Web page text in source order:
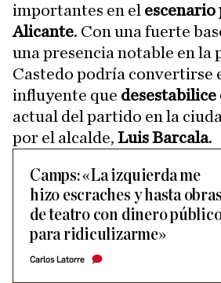
importantes en el
Alicante. Con una fuerte
una presencia notable en la
Castedo podría convertirse
influyente que
actual del partido en la
por el alcalde, Luis Barcala.
Camps: «La izquierda me
hizo escraches y hasta obras
de teatro con dinero
para ridiculizarme»
Carlos Latorre